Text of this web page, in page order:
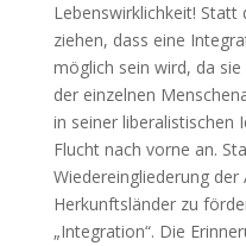
Lebenswirklichkeit! Statt
ziehen, dass eine
möglich sein wird, da
der einzelnen
in seiner liberalistischen
Flucht nach vorne an.
Wiedereingliederung der
Herkunftsländer zu
„Integration“. Die